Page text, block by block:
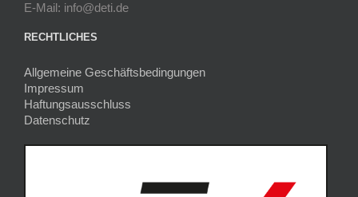
E-Mail: info@deti.de
RECHTLICHES
Allgemeine Geschäftsbedingungen
Impressum
Haftungsausschluss
Datenschutz